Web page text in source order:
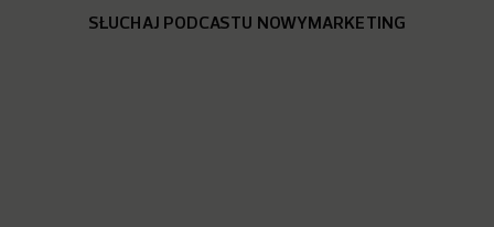
SŁUCHAJ PODCASTU NOWYMARKETING